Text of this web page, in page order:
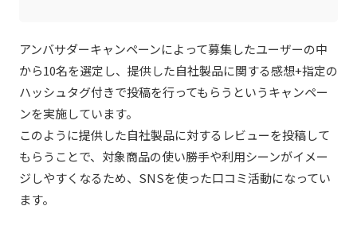
アンバサダーキャンペーンによって募集したユーザーの中
から10名を選定し、提供した自社製品に関する感想+指定の
ハッシュタグ付きで投稿を行ってもらうというキャンペー
ンを実施しています。
このように提供した自社製品に対するレビューを投稿して
もらうことで、対象商品の使い勝手や利用シーンがイメー
ジしやすくなるため、SNSを使った口コミ活動になってい
ます。